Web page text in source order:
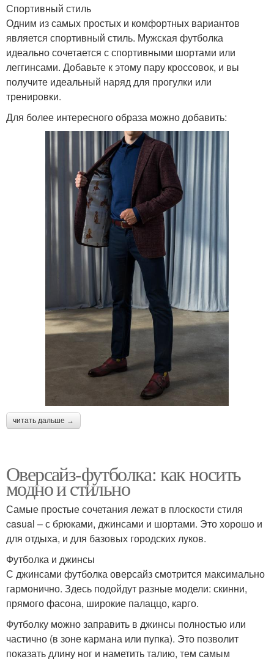
Спортивный стиль
Одним из самых простых и комфортных вариантов
является спортивный стиль. Мужская футболка
идеально сочетается с спортивными шортами или
леггинсами. Добавьте к этому пару кроссовок, и вы
получите идеальный наряд для прогулки или
тренировки.
Для более интересного образа можно добавить:
читать дальше →
Оверсайз-футболка: как носить
модно и стильно
Самые простые сочетания лежат в плоскости стиля
casual – с брюками, джинсами и шортами. Это хорошо и
для отдыха, и для базовых городских луков.
Футболка и джинсы
С джинсами футболка оверсайз смотрится максимально
гармонично. Здесь подойдут разные модели: скинни,
прямого фасона, широкие палаццо, карго.
Футболку можно заправить в джинсы полностью или
частично (в зоне кармана или пупка). Это позволит
показать длину ног и наметить талию, тем самым